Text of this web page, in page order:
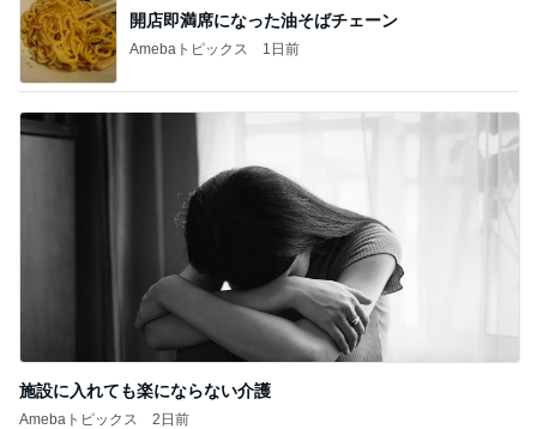
開店即満席になった油そばチェーン
Amebaトピックス 1日前
施設に入れても楽にならない介護
Amebaトピックス 2日前